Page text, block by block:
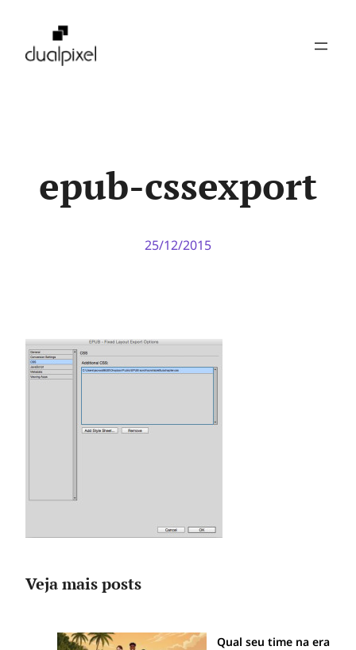
epub-cssexport
25/12/2015
Veja mais posts
Qual seu time na era